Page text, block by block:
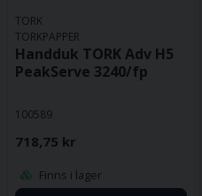
TORK
TORKPAPPER
Handduk TORK Adv H5
PeakServe 3240/fp
100589
718,75 kr
Finns i lager